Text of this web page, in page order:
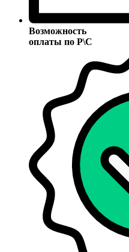
Возможность
оплаты по Р\С